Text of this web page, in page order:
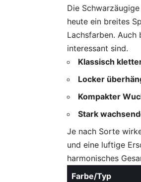
Die
heute ein breites
Lachsfarben.
interessant sind.
Klassisch
Locker
Kompakter
Stark
Je nach Sorte
und eine luftige
harmonisches
Farbe/Typ